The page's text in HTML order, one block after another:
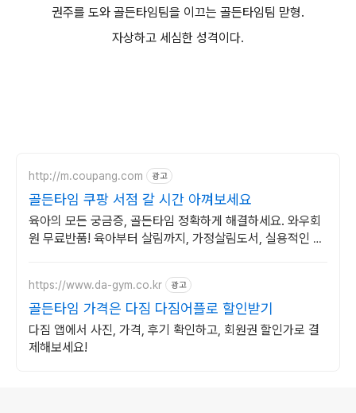
권주를 도와 골든타임팀을 이끄는 골든타임팀 맏형.
자상하고 세심한 성격이다.
http://m.coupang.com 광고
골든타임 쿠팡 서점 갈 시간 아껴보세요
육아의 모든 궁금증, 골든타임 정확하게 해결하세요. 와우회
원 무료반품! 육아부터 살림까지, 가정살림도서, 실용적인 팁
https://www.da-gym.co.kr 광고
골든타임 가격은 다짐 다짐어플로 할인받기
다짐 앱에서 사진, 가격, 후기 확인하고, 회원권 할인가로 결
제해보세요!